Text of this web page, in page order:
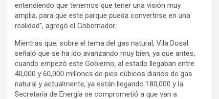
entendiendo que tenemos que tener una visión muy
amplia, para que este parque pueda convertirse en una
realidad”, agregó el Gobernador.
Mientras que, sobre el tema del gas natural, Vila Dosal
señaló que se ha ido avanzando muy bien, ya que antes,
cuando empezó este Gobierno, al estado llegaban entre
40,000 y 60,000 millones de pies cúbicos diarios de gas
natural y actualmente, ya están llegando 180,000 y la
Secretaría de Energía se comprometió a que van a